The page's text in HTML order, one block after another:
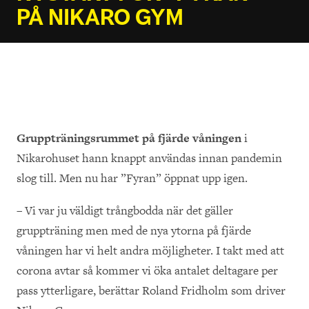
PÅ NIKARO GYM
Gruppträningsrummet på fjärde våningeni
Nikarohuset hann knappt användas innan pandemin
slog till. Men nu har ”Fyran” öppnat upp igen.
– Vi var ju väldigt trångbodda när det gäller
gruppträning men med de nya ytorna på fjärde
våningen har vi helt andra möjligheter. I takt med att
corona avtar så kommer vi öka antalet deltagare per
pass ytterligare, berättar Roland Fridholm som driver